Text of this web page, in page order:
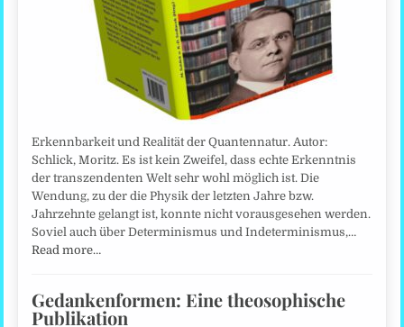
Erkennbarkeit und Realität der Quantennatur. Autor:
Schlick, Moritz. Es ist kein Zweifel, dass echte Erkenntnis
der transzendenten Welt sehr wohl möglich ist. Die
Wendung, zu der die Physik der letzten Jahre bzw.
Jahrzehnte gelangt ist, konnte nicht vorausgesehen werden.
Soviel auch über Determinismus und Indeterminismus,…
Read more…
Gedankenformen: Eine theosophische
Publikation